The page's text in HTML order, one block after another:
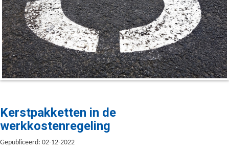
Kerstpakketten in de
werkkostenregeling
Gepubliceerd: 02-12-2022